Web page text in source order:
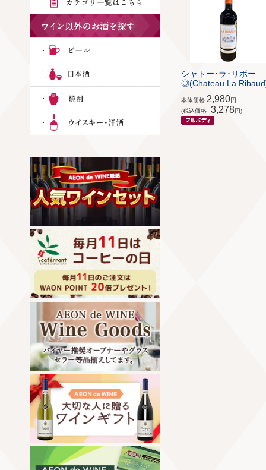
シャトー･ラ･リボー
◎(Chateau La
本体価格 2,980円
(税込価格
3,278円)